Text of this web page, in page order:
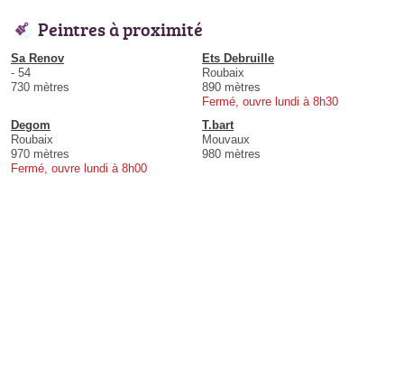
Peintres à proximité
Sa Renov
- 54
730 mètres
Ets Debruille
Roubaix
890 mètres
Fermé, ouvre lundi à 8h30
Degom
Roubaix
970 mètres
Fermé, ouvre lundi à 8h00
T.bart
Mouvaux
980 mètres